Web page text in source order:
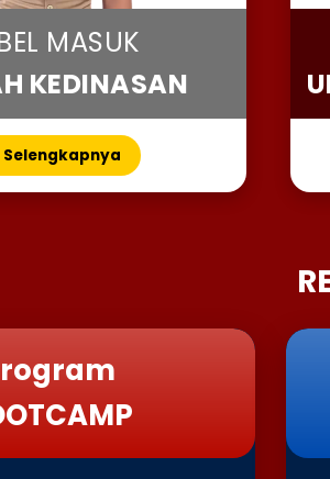
MASUK
KEDINASAN
Selengkapnya